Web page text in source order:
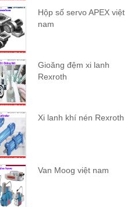
Hộp số servo APEX việt
nam
Gioăng đệm xi lanh
Rexroth
Xi lanh khí nén Rexroth
Van Moog việt nam